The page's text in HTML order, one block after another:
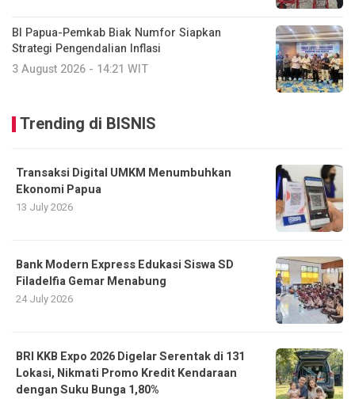
BI Papua-Pemkab Biak Numfor Siapkan
Strategi Pengendalian Inflasi
3 August 2026 - 14:21 WIT
Trending di BISNIS
Transaksi Digital UMKM Menumbuhkan
Ekonomi Papua
13 July 2026
Bank Modern Express Edukasi Siswa SD
Filadelfia Gemar Menabung
24 July 2026
BRI KKB Expo 2026 Digelar Serentak di 131
Lokasi, Nikmati Promo Kredit Kendaraan
dengan Suku Bunga 1,80%